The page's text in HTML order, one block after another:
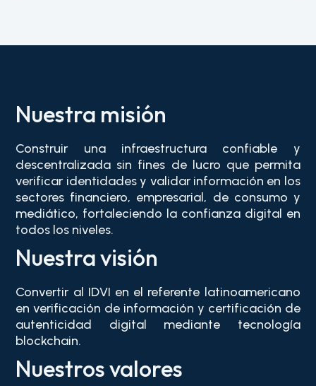
Nuestra misión
Construir una infraestructura confiable y
descentralizada sin fines de lucro que permita
verificar identidades y validar información en los
sectores financiero, empresarial, de consumo y
mediático, fortaleciendo la confianza digital en
todos los niveles.
Nuestra visión
Convertir al IDVI en el referente latinoamericano
en verificación de información y certificación de
autenticidad digital mediante tecnología
blockchain.
Nuestros valores